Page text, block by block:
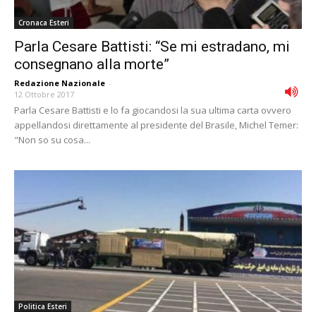
Cronaca Esteri
Parla Cesare Battisti: “Se mi estradano, mi
consegnano alla morte”
Redazione Nazionale -
12 Ottobre 2017
Parla Cesare Battisti e lo fa giocandosi la sua ultima carta ovvero
appellandosi direttamente al presidente del Brasile, Michel Temer:
"Non so su cosa...
Politica Esteri